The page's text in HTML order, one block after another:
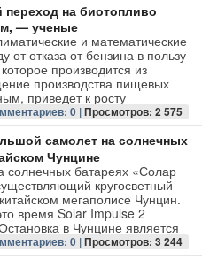
на биотопливо
— ученые
и математические
отказа от бензина в пользу
производится из
производства пищевых
приведет к росту
0 |Просмотров: 2 575
самолет на солнечных
Чунцине
батареях «Солар
кругосветный
мегаполисе Чунцин.
время Solar Impulse 2
в Чунцине является
0 |Просмотров: 3 244